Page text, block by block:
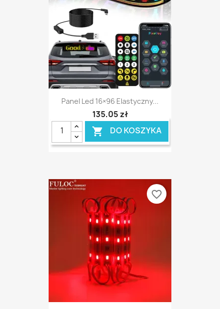
Panel Led 16×96 Elastyczny...
135,05 zł
 DO KOSZYKA
favorite_border